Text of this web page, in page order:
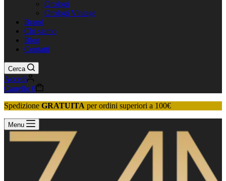
Orologi
Orologi Vintage
Brand
Chi siamo
Blog
Contatti
Cerca
Accedi
Carrello 0
Spedizione GRATUITA per ordini superiori a 100€
Menu